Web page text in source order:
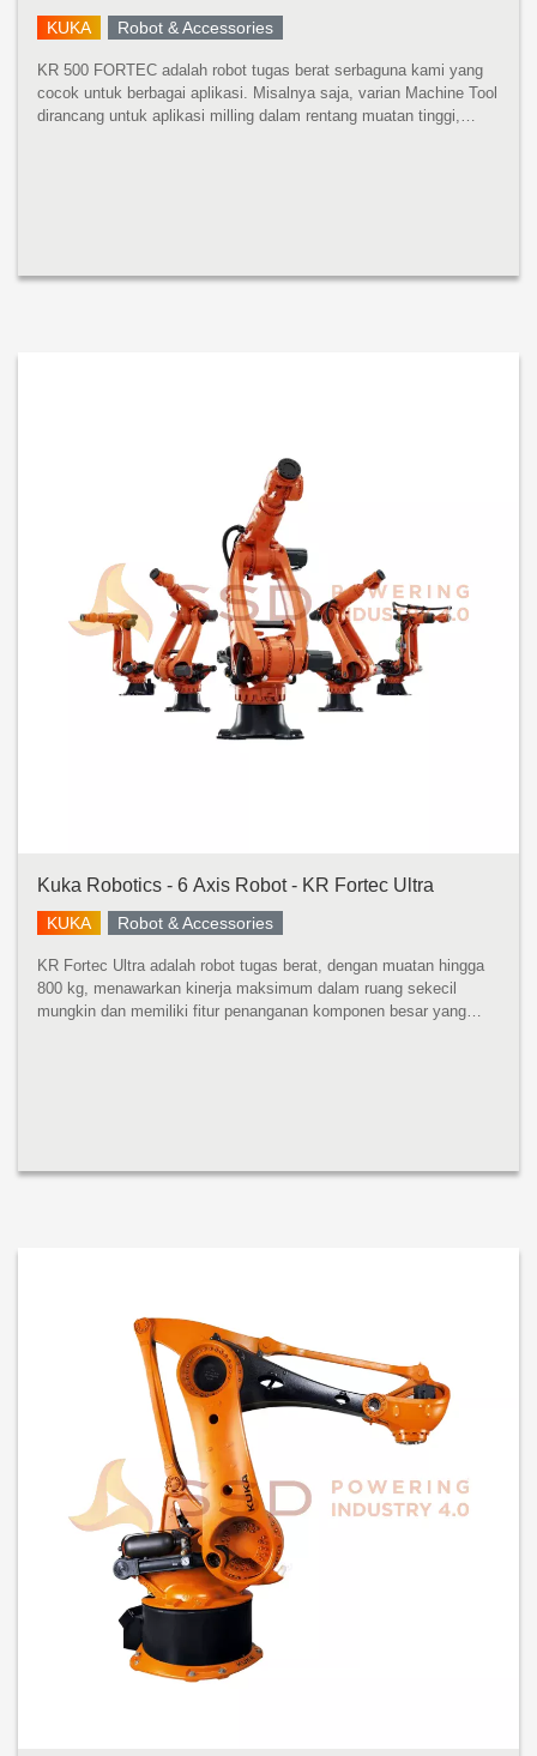
KUKA Robot & Accessories
KR 500 FORTEC adalah robot tugas berat serbaguna kami yang
cocok untuk berbagai aplikasi. Misalnya saja, varian Machine Tool
dirancang untuk aplikasi milling dalam rentang muatan tinggi,
Kuka Robotics - 6 Axis Robot - KR Fortec Ultra
KUKA Robot & Accessories
KR Fortec Ultra adalah robot tugas berat, dengan muatan hingga
800 kg, menawarkan kinerja maksimum dalam ruang sekecil
mungkin dan memiliki fitur penanganan komponen besar yang